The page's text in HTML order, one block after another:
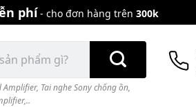
phí- cho đơn hàng trên 300k
Amplifier, Tai nghe Sony chống ồn,